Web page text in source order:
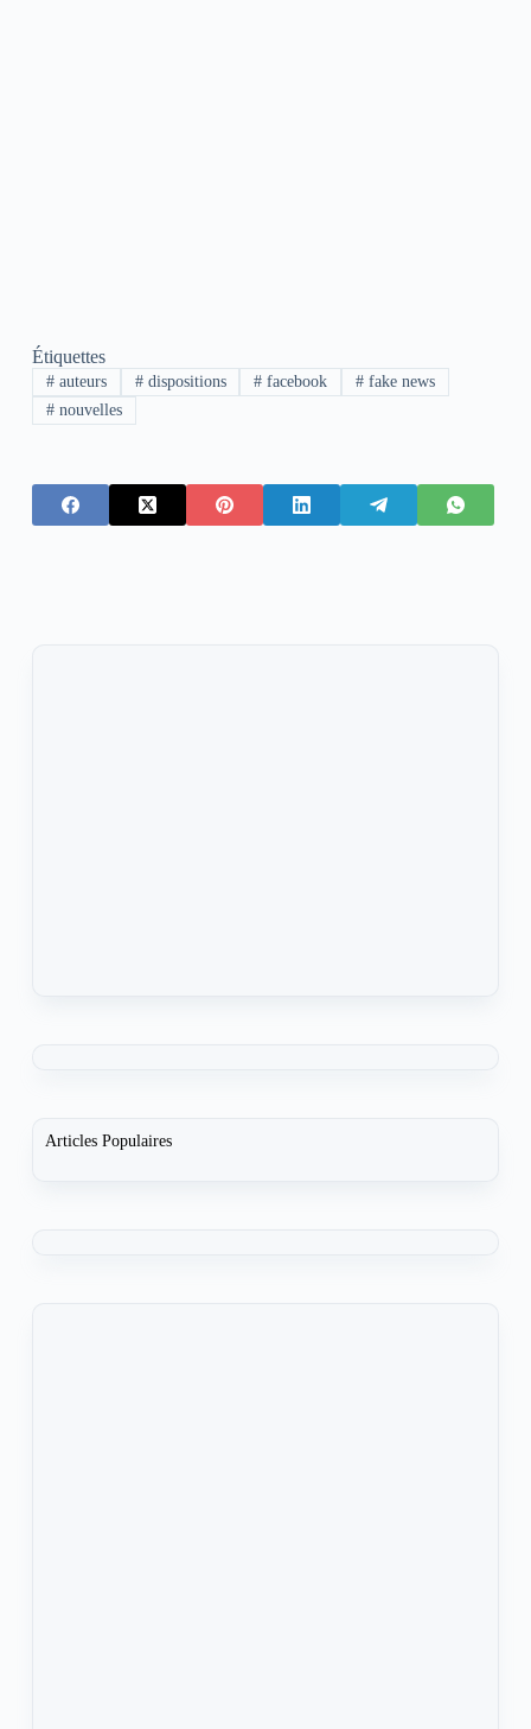
Étiquettes
#auteurs #dispositions # facebook # fake news
#nouvelles
Articles Populaires